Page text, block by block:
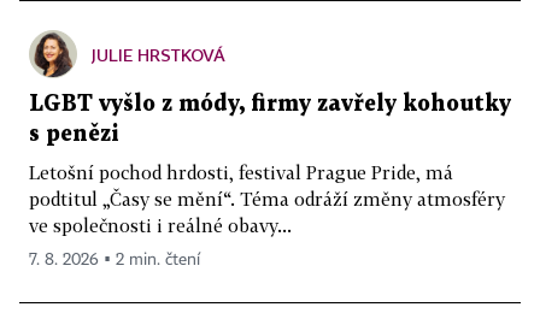
JULIE HRSTKOVÁ
LGBT vyšlo z módy, firmy zavřely kohoutky
s penězi
Letošní pochod hrdosti, festival Prague Pride, má
podtitul „Časy se mění“. Téma odráží změny atmosféry
ve společnosti i reálné obavy...
7. 8. 2026 ▪ 2 min. čtení